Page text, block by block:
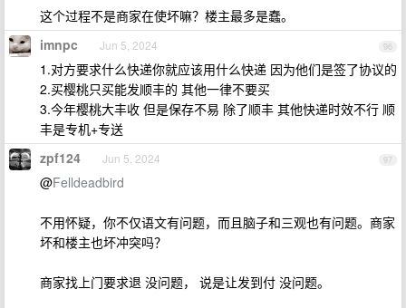
这个过程不是商家在使坏嘛？楼主最多是蠢。
96
imnpc Jun 5, 2024
1.对方要求什么快递你就应该用什么快递 因为他们是签了协议的
2.买樱桃只买能发顺丰的 其他一律不要买
3.今年樱桃大丰收 但是保存不易 除了顺丰 其他快递时效不行 顺
丰是专机+专送
97
zpf124 Jun 5, 2024
@Felldeadbird
不用怀疑，你不仅语文有问题，而且脑子和三观也有问题。商家
坏和楼主也坏冲突吗？
商家找上门要求退 没问题， 说是让发到付 没问题。